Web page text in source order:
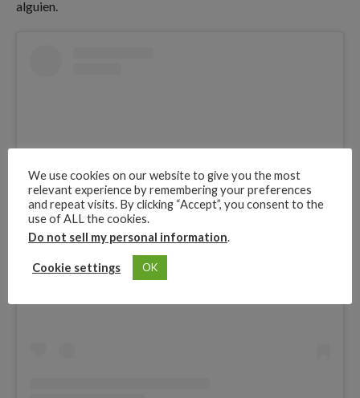
alguien.
View this post on Instagram
We use cookies on our website to give you the most
relevant experience by remembering your preferences
and repeat visits. By clicking “Accept”, you consent to the
use of ALL the cookies.
Do not sell my personal information.
Cookie settings OK